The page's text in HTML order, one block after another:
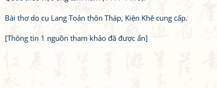
Bài thơ do cụ Lang Toản thôn Tháp, Kiện Khê cung cấp.
[Thông tin 1 nguồn tham khảo đã được ẩn]